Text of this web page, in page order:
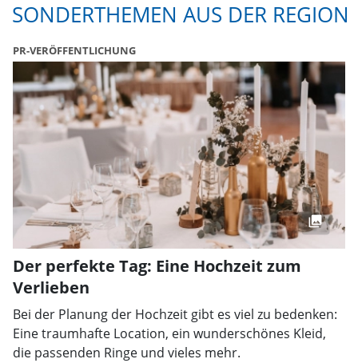
SONDERTHEMEN AUS DER REGION
PR-VERÖFFENTLICHUNG
Der perfekte Tag: Eine Hochzeit zum
Verlieben
Bei der Planung der Hochzeit gibt es viel zu bedenken:
Eine traumhafte Location, ein wunderschönes Kleid,
die passenden Ringe und vieles mehr.